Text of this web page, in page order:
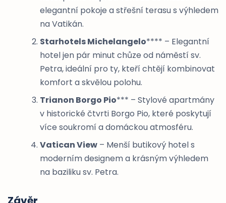
elegantní pokoje a střešní terasu s výhledem
na Vatikán.
Starhotels Michelangelo**** – Elegantní
hotel jen pár minut chůze od náměstí sv.
Petra, ideální pro ty, kteří chtějí kombinovat
komfort a skvělou polohu.
Trianon Borgo Pio*** – Stylové apartmány
v historické čtvrti Borgo Pio, které poskytují
více soukromí a domáckou atmosféru.
Vatican View – Menší butikový hotel s
moderním designem a krásným výhledem
na baziliku sv. Petra.